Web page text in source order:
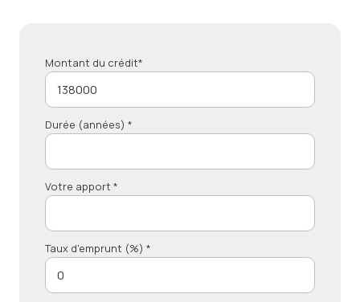
Montant du crédit*
Durée (années) *
Votre apport *
Taux d'emprunt (%) *